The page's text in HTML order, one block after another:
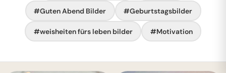
#Guten Abend Bilder #Geburtstagsbilder
#weisheiten fürs leben bilder #Motivation